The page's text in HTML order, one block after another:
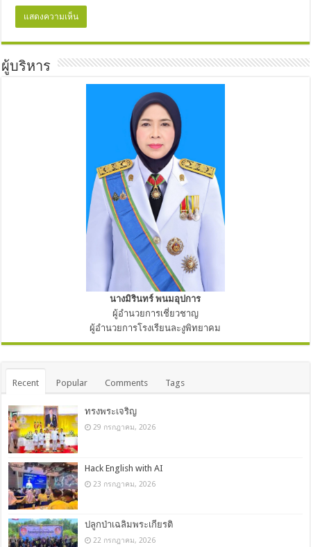
ผู้บริหาร
นางมิรินทร์ พนมอุปการ
ผู้อำนวยการเชี่ยวชาญ
ผู้อำนวยการโรงเรียนละงูพิทยาคม
Recent Popular Comments Tags
ทรงพระเจริญ
29 กรกฎาคม, 2026
Hack English with AI
23 กรกฎาคม, 2026
ปลูกป่าเฉลิมพระเกียรติ
22 กรกฎาคม, 2026